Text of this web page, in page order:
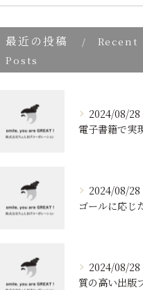
最近の投稿
Recent
Posts
2024/08/28
2024/08/28
2024/08/28